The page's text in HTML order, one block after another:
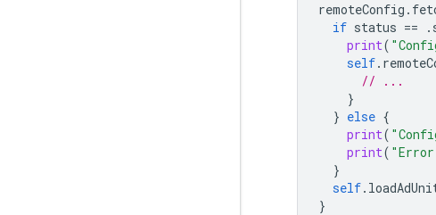
remoteConfig .
if status == .
print(
self.
// ...
}
} else {
print(
print(
}
self.
}